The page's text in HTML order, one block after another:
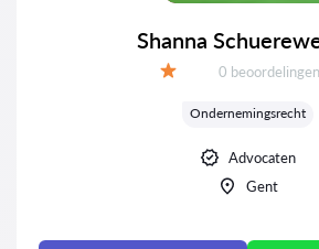
Shanna
Beoordelingen:
0 beoordelingen
Ondernemingsrecht
Advocaten
Gent